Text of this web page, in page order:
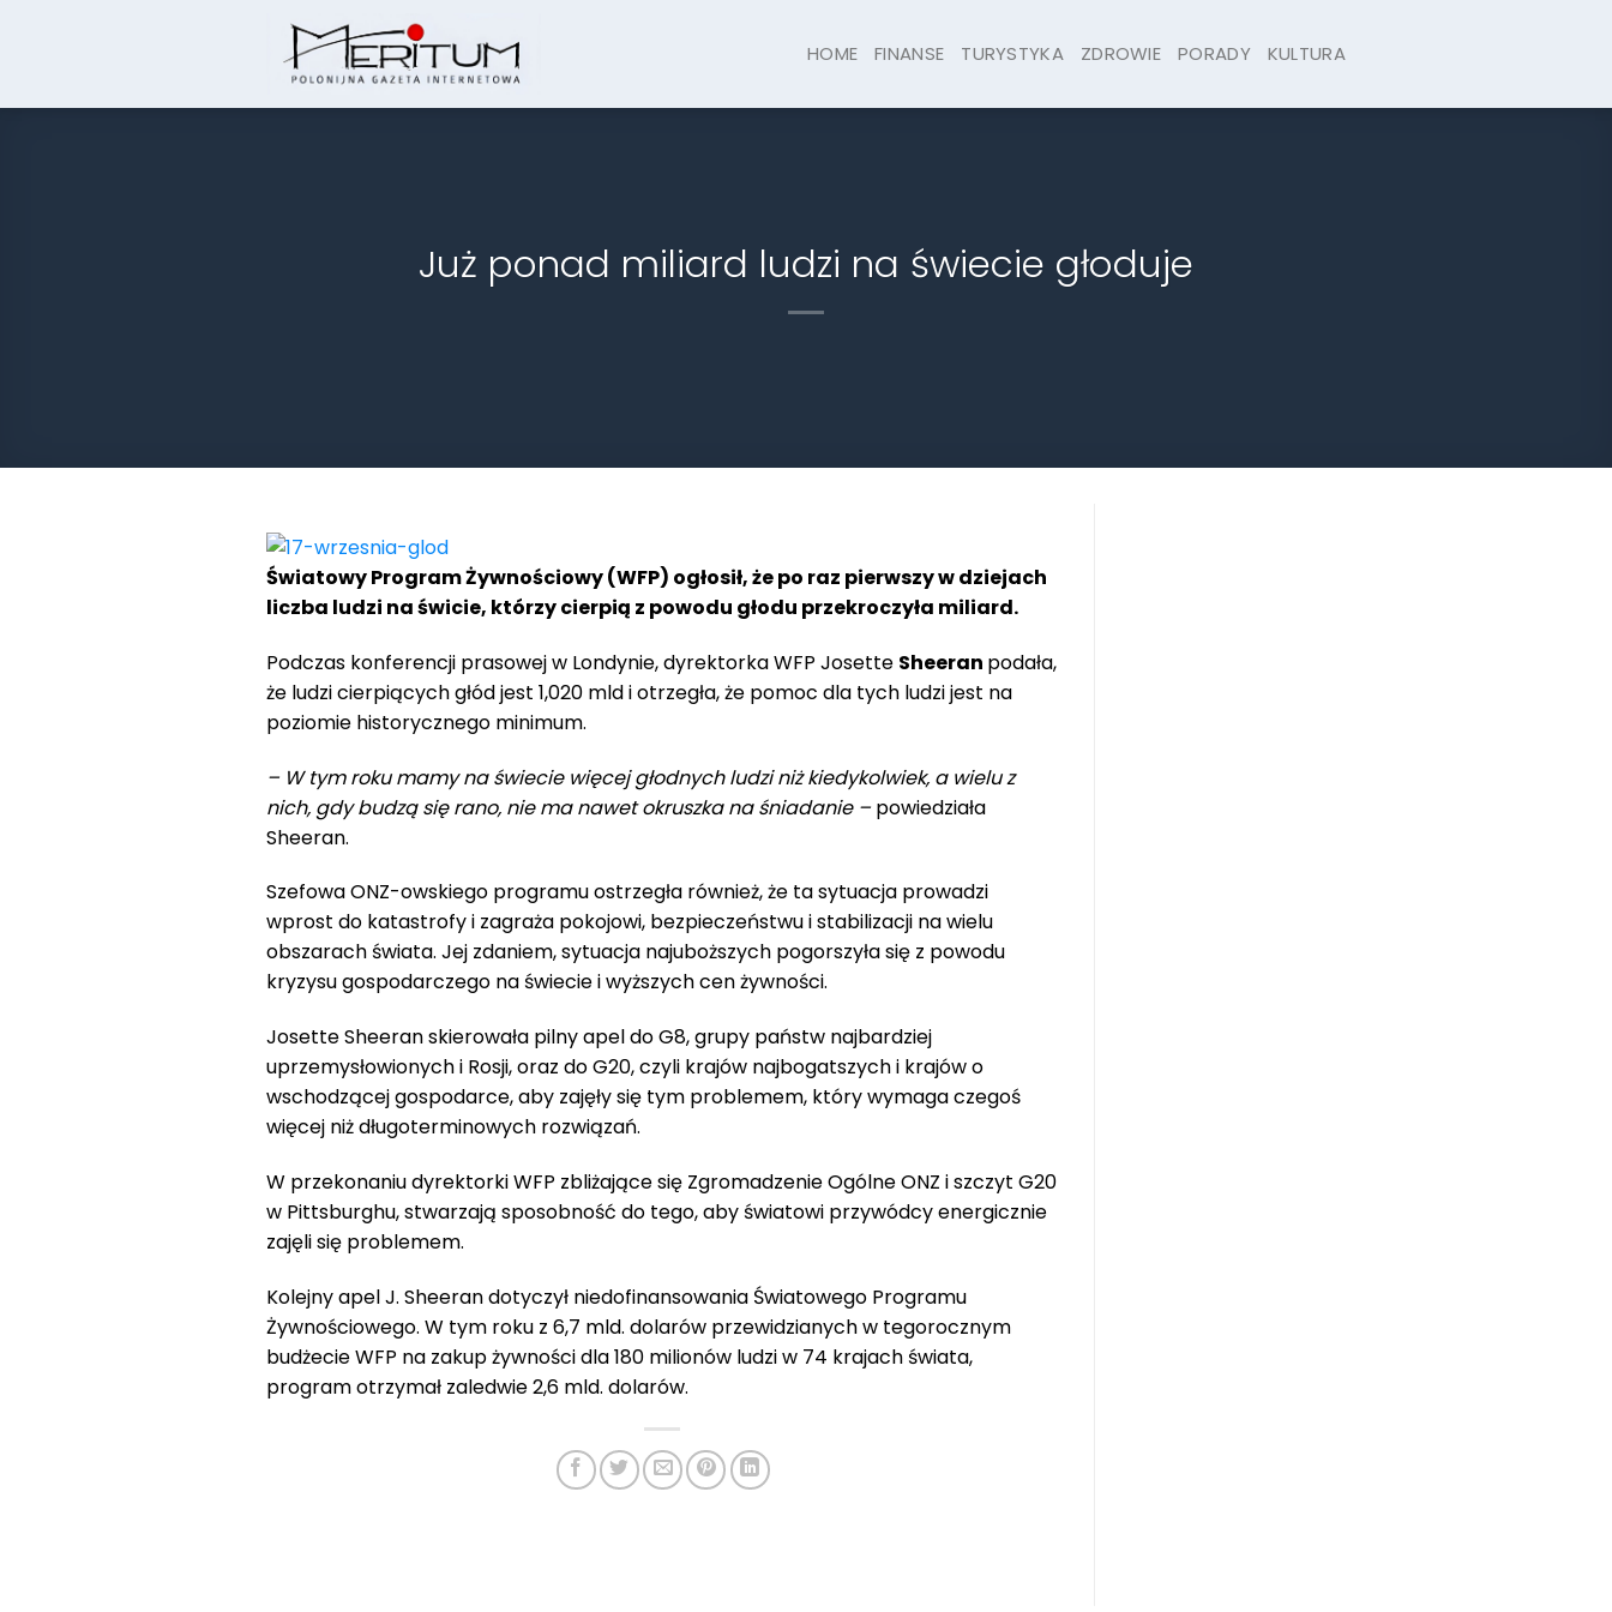
HOME FINANSE TURYSTYKA ZDROWIE PORADY KULTURA
Już ponad miliard ludzi na świecie głoduje
Światowy Program Żywnościowy (WFP) ogłosił, że po raz pierwszy w dziejach
liczba ludzi na świcie, którzy cierpią z powodu głodu przekroczyła miliard.
Podczas konferencji prasowej w Londynie, dyrektorka WFP Josette Sheeran podała,
że ludzi cierpiących głód jest 1,020 mld i otrzegła, że pomoc dla tych ludzi jest na
poziomie historycznego minimum.
– W tym roku mamy na świecie więcej głodnych ludzi niż kiedykolwiek, a wielu z
nich, gdy budzą się rano, nie ma nawet okruszka na śniadanie – powiedziała
Sheeran.
Szefowa ONZ-owskiego programu ostrzegła również, że ta sytuacja prowadzi
wprost do katastrofy i zagraża pokojowi, bezpieczeństwu i stabilizacji na wielu
obszarach świata. Jej zdaniem, sytuacja najuboższych pogorszyła się z powodu
kryzysu gospodarczego na świecie i wyższych cen żywności.
Josette Sheeran skierowała pilny apel do G8, grupy państw najbardziej
uprzemysłowionych i Rosji, oraz do G20, czyli krajów najbogatszych i krajów o
wschodzącej gospodarce, aby zajęły się tym problemem, który wymaga czegoś
więcej niż długoterminowych rozwiązań.
W przekonaniu dyrektorki WFP zbliżające się Zgromadzenie Ogólne ONZ i szczyt G20
w Pittsburghu, stwarzają sposobność do tego, aby światowi przywódcy energicznie
zajęli się problemem.
Kolejny apel J. Sheeran dotyczył niedofinansowania Światowego Programu
Żywnościowego. W tym roku z 6,7 mld. dolarów przewidzianych w tegorocznym
budżecie WFP na zakup żywności dla 180 milionów ludzi w 74 krajach świata,
program otrzymał zaledwie 2,6 mld. dolarów.